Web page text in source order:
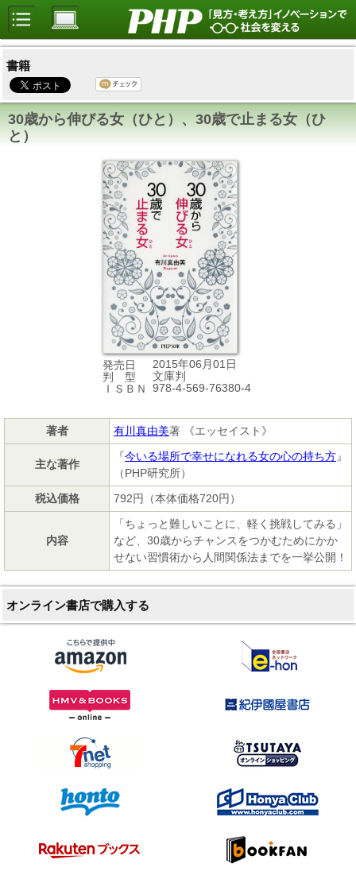
書籍
30歳から伸びる女（ひと）、30歳で止まる女（ひ
と）
発売日
2015年06月01日
判 型
文庫判
ＩＳＢＮ
978-4-569-76380-4
著者 有川真由美著 《エッセイスト》
主な著作
『今いる場所で幸せになれる女の心の持ち方』
（PHP研究所）
税込価格
792円（本体価格720円）
内容
「ちょっと難しいことに、軽く挑戦してみる」
など、30歳からチャンスをつかむためにかか
せない習慣術から人間関係法までを一挙公開！
オンライン書店で購入する